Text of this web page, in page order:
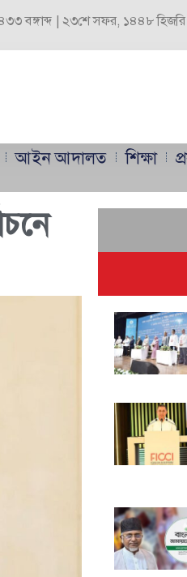
বঙ্গাব্দ | ২৩শে সফর, ১৪৪৮ হিজরি
আইন আদালত শিক্ষা